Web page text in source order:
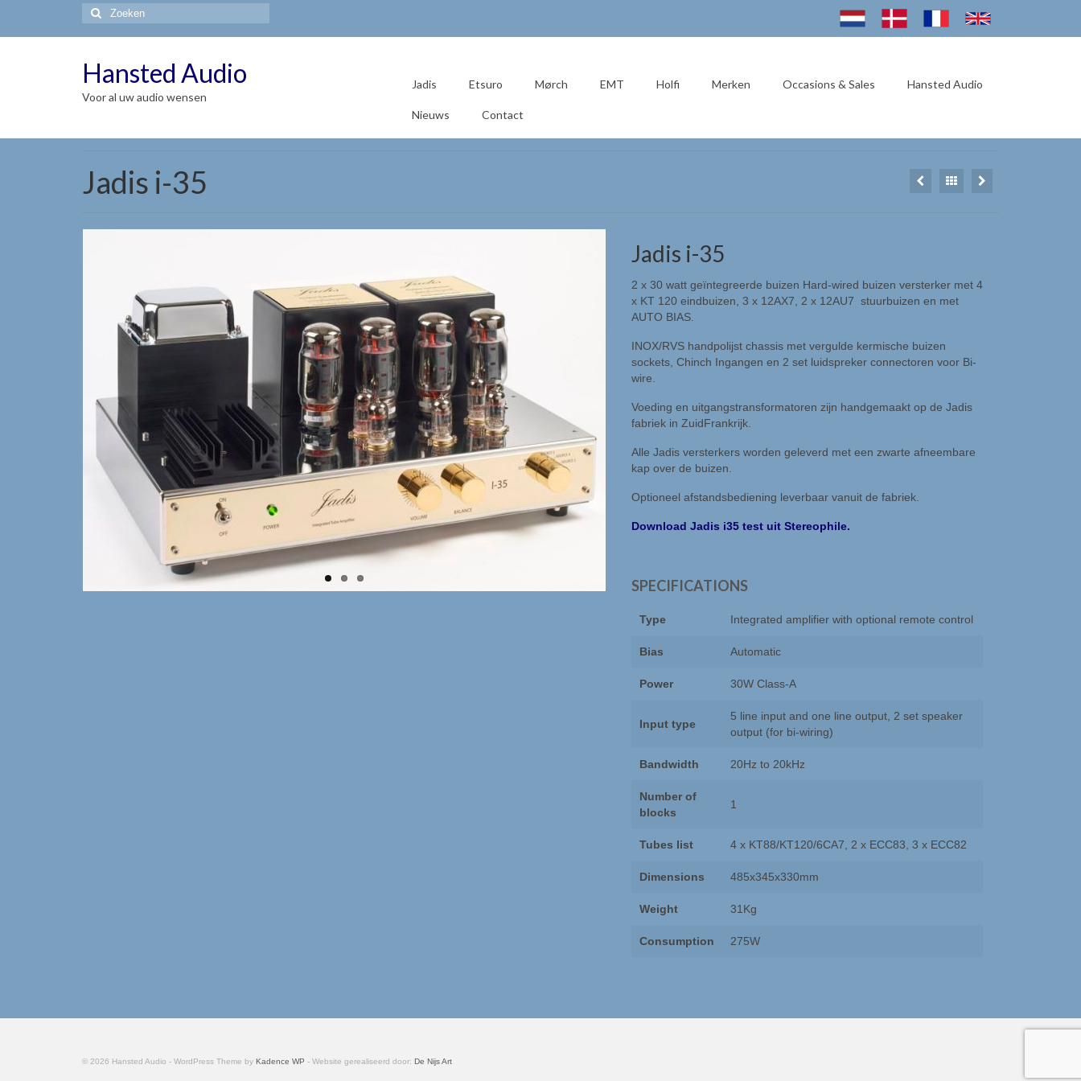
Zoeken
naar:
Hansted Audio
Voor al uw audio wensen
Jadis Etsuro Mørch EMT Holfi Merken Occasions & Sales Hansted Audio
Nieuws Contact
Jadis i-35
Jadis i-35
2 x 30 watt geïntegreerde buizen Hard-wired buizen versterker met 4
x KT 120 eindbuizen, 3 x 12AX7, 2 x 12AU7 stuurbuizen en met
AUTO BIAS.
INOX/RVS handpolijst chassis met vergulde kermische buizen
sockets, Chinch Ingangen en 2 set luidspreker connectoren voor Bi-
wire.
Voeding en uitgangstransformatoren zijn handgemaakt op de Jadis
fabriek in ZuidFrankrijk.
Alle Jadis versterkers worden geleverd met een zwarte afneembare
kap over de buizen.
Optioneel afstandsbediening leverbaar vanuit de fabriek.
Download Jadis i35 test uit Stereophile.
SPECIFICATIONS
Type Integrated amplifier with optional remote control
Bias Automatic
Power 30W Class-A
Input type
5 line input and one line output, 2 set speaker
output (for bi-wiring)
Bandwidth 20Hz to 20kHz
Number of
blocks
1
Tubes list 4 x KT88/KT120/6CA7, 2 x ECC83, 3 x ECC82
Dimensions 485x345x330mm
Weight 31Kg
Consumption 275W
© 2026 Hansted Audio - WordPress Theme by Kadence WP - Website gerealiseerd door: De Nijs Art